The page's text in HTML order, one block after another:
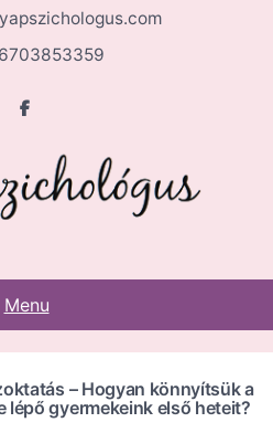
Menu
– Hogyan könnyítsük a
lépő gyermekeink első heteit?